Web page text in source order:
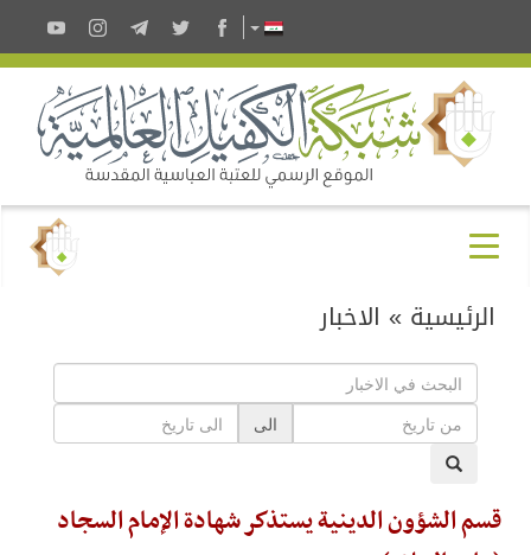
الرئيسية » الاخبار
الى
قسم الشؤون الدينية يستذكر شهادة الإمام السجاد